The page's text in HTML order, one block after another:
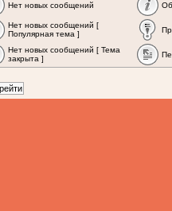
Нет новых сообщений
Нет новых сообщений [
Популярная тема ]
Нет новых сообщений [ Тема
закрыта ]